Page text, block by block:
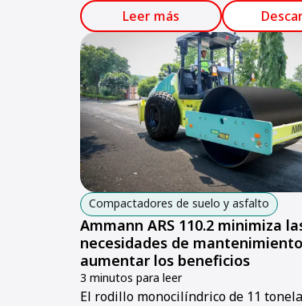
Leer más
Compactadores de suelo y asfalto
Ammann ARS 110.2 minimiza
necesidades de
aumentar los beneficios
3 minutos para leer
El rodillo monocilíndrico de 11